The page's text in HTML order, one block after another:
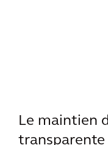
Le maintien
transparente